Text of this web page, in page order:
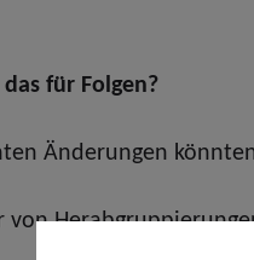
für Folgen?
Änderungen
von